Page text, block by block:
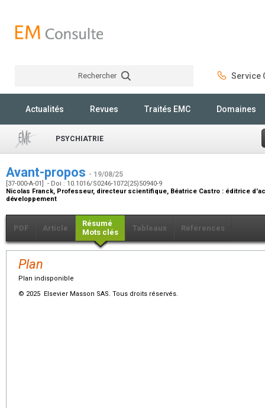
Rechercher Service
Actualités Revues Traités EMC Domaines
PSYCHIATRIE
Avant-propos - 19/08/25
[37-000-A-01] - Doi : 10.1016/S0246-1072(25)50940-9
Nicolas Franck, Professeur, directeur scientifique, Béatrice Castro : éditrice
développement
PDF Article
Résumé
Mots clés
Tableaux Références
Plan
Plan indisponible
© 2025 Elsevier Masson SAS. Tous droits réservés.